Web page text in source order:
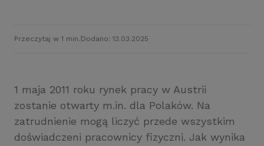
Przeczytaj w 1 min. Dodano: 13.03.2025
1 maja 2011 roku rynek pracy w Austrii
zostanie otwarty m.in. dla Polaków. Na
zatrudnienie mogą liczyć przede wszystkim
doświadczeni pracownicy fizyczni. Jak wynika